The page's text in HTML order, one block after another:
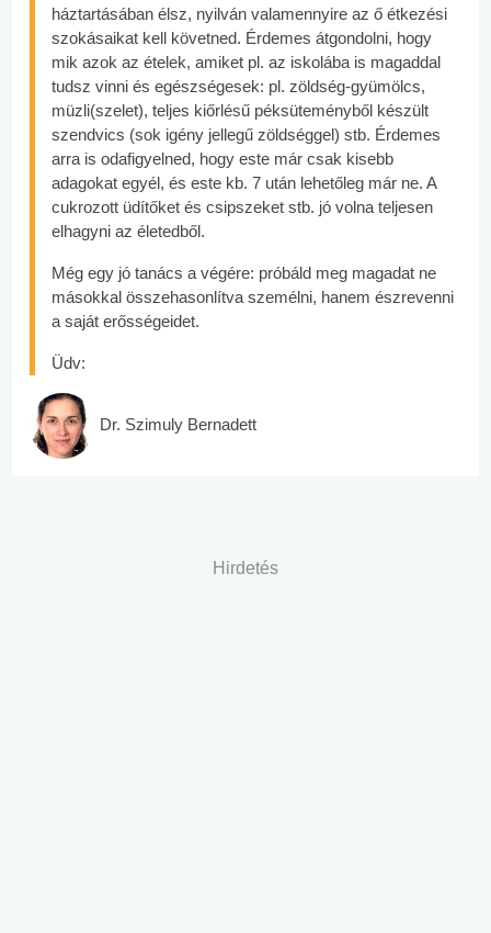
háztartásában élsz, nyilván valamennyire az ő étkezési
szokásaikat kell követned. Érdemes átgondolni, hogy
mik azok az ételek, amiket pl. az iskolába is magaddal
tudsz vinni és egészségesek: pl. zöldség-gyümölcs,
müzli(szelet), teljes kiőrlésű péksüteményből készült
szendvics (sok igény jellegű zöldséggel) stb. Érdemes
arra is odafigyelned, hogy este már csak kisebb
adagokat egyél, és este kb. 7 után lehetőleg már ne. A
cukrozott üdítőket és csipszeket stb. jó volna teljesen
elhagyni az életedből.
Még egy jó tanács a végére: próbáld meg magadat ne
másokkal összehasonlítva személni, hanem észrevenni
a saját erősségeidet.
Üdv:
Dr. Szimuly Bernadett
Hirdetés